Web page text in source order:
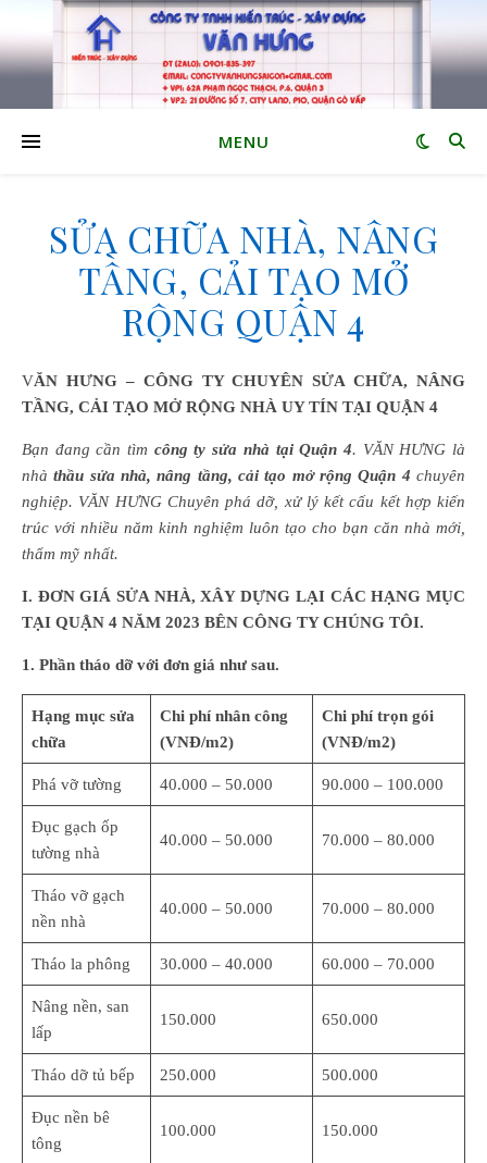
MENU
SỬA CHỮA NHÀ, NÂNG
TẦNG, CẢI TẠO MỞ
RỘNG QUẬN 4
VĂN HƯNG – CÔNG TY CHUYÊN SỬA CHỮA, NÂNG
TẦNG, CẢI TẠO MỞ RỘNG NHÀ UY TÍN TẠI QUẬN 4
Bạn đang cần tìm công ty sửa nhà tại Quận 4. VĂN HƯNG là
nhàthầu sửa nhà, nâng tầng, cải tạo mở rộng Quận 4 chuyên
nghiệp. VĂN HƯNG Chuyên phá dỡ, xử lý kết cấu kết hợp kiến
trúc với nhiều năm kinh nghiệm luôn tạo cho bạn căn nhà mới,
thẩm mỹ nhất.
I. ĐƠN GIÁ SỬA NHÀ, XÂY DỰNG LẠI CÁC HẠNG MỤC
TẠI QUẬN 4 NĂM 2023 BÊN CÔNG TY CHÚNG TÔI.
1. Phần tháo dỡ với đơn giá như sau.
Hạng mục sửa
chữa
Chi phí nhân công
(VNĐ/m2)
Chi phí trọn gói
(VNĐ/m2)
Phá vỡ tường 40.000 – 50.000 90.000 – 100.000
Đục gạch ốp
tường nhà
40.000 – 50.000 70.000 – 80.000
Tháo vỡ gạch
nền nhà
40.000 – 50.000 70.000 – 80.000
Tháo la phông 30.000 – 40.000 60.000 – 70.000
Nâng nền, san
lấp
150.000 650.000
Tháo dỡ tủ bếp 250.000 500.000
Đục nền bê
tông
100.000 150.000